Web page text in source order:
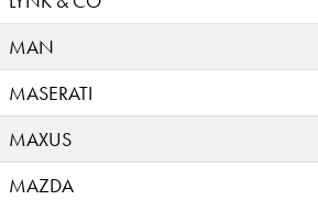
MAN
MASERATI
MAXUS
MAZDA